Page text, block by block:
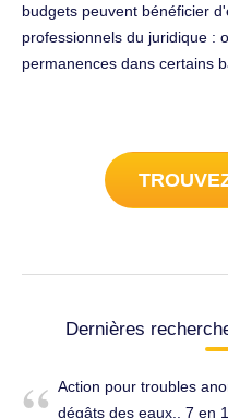
budgets peuvent bénéficier
professionnels du juridique :
permanences dans certains
Dernières
Action pour troubles
dégâts des eaux.. 7 en